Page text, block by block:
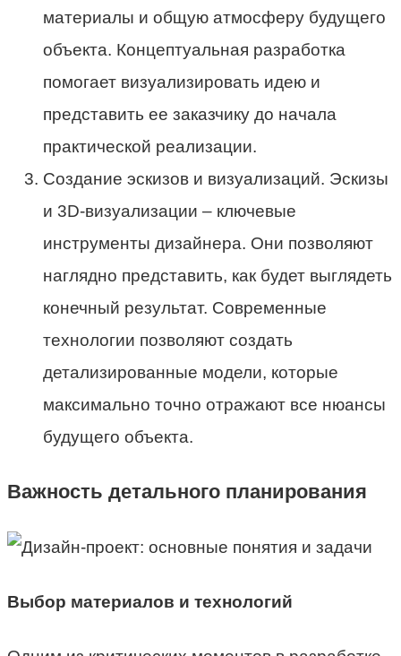
материалы и общую атмосферу будущего
объекта. Концептуальная разработка
помогает визуализировать идею и
представить ее заказчику до начала
практической реализации.
Создание эскизов и визуализаций. Эскизы
и 3D-визуализации – ключевые
инструменты дизайнера. Они позволяют
наглядно представить, как будет выглядеть
конечный результат. Современные
технологии позволяют создать
детализированные модели, которые
максимально точно отражают все нюансы
будущего объекта.
Важность детального планирования
Выбор материалов и технологий